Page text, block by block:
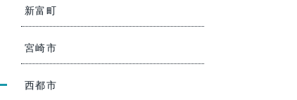
新富町
宮崎市
西都市